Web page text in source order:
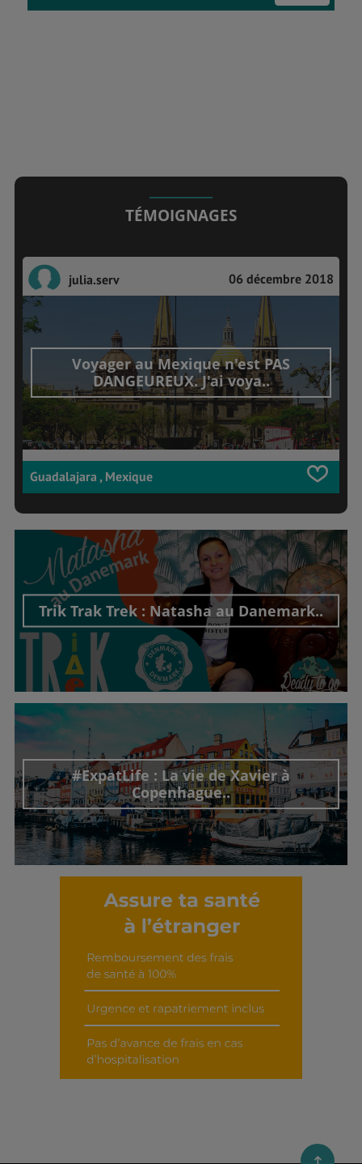
TÉMOIGNAGES
julia.serv 06 décembre 2018
Voyager au Mexique n'est PAS
DANGEUREUX. J'ai voya..
Guadalajara , Mexique
Trik Trak Trek : Natasha au Danemark..
Découvrir cet interview
#ExpatLife : La vie de Xavier à
Copenhague..
Découvrir cet interview